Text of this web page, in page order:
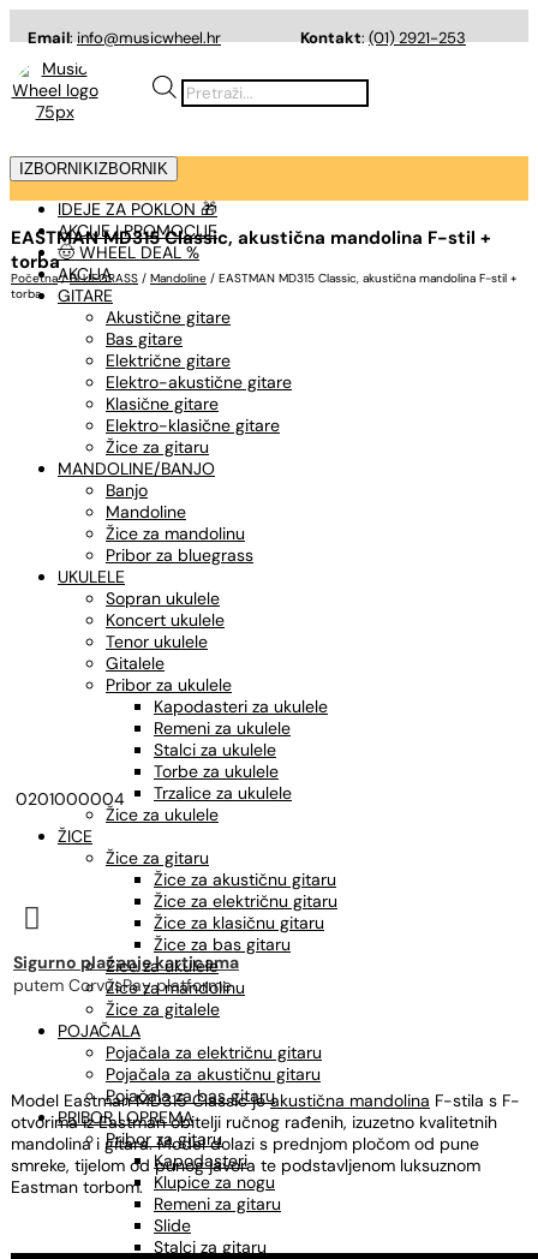
Email:info@musicwheel.hr Kontakt:(01) 2921-253
Products
search
IZBORNIK IZBORNIK
IDEJE ZA POKLON 🎁
AKCIJE I PROMOCIJE
🤠 WHEEL DEAL %
AKCIJA
GITARE
Akustične gitare
Bas gitare
Električne gitare
Elektro-akustične gitare
Klasične gitare
Elektro-klasične gitare
Žice za gitaru
MANDOLINE/BANJO
Banjo
Mandoline
Žice za mandolinu
Pribor za bluegrass
UKULELE
Sopran ukulele
Koncert ukulele
Tenor ukulele
Gitalele
Pribor za ukulele
Kapodasteri za ukulele
Remeni za ukulele
Stalci za ukulele
Torbe za ukulele
Trzalice za ukulele
Žice za ukulele
ŽICE
Žice za gitaru
Žice za akustičnu gitaru
Žice za električnu gitaru
Žice za klasičnu gitaru
Žice za bas gitaru
Žice za ukulele
Žice za mandolinu
Žice za gitalele
POJAČALA
Pojačala za električnu gitaru
Pojačala za akustičnu gitaru
Pojačala za bas gitaru
PRIBOR I OPREMA
Pribor za gitaru
Kapodasteri
Klupice za nogu
Remeni za gitaru
Slide
Stalci za gitaru
EASTMAN MD315 Classic, akustična mandolina F-stil +
torba
Početna/BLUEGRASS / Mandoline / EASTMAN MD315 Classic, akustična mandolina F-stil +
torba
0201000004

Sigurno plaćanje karticama
putem CorvusPay platforme
Model Eastman MD315 Classic jeakustična mandolina F-stila s F-
otvorima iz Eastman obitelji ručnog rađenih, izuzetno kvalitetnih
mandolina i gitara. Model dolazi s prednjom pločom od pune
smreke, tijelom od punog javora te podstavljenom luksuznom
Eastman torbom.